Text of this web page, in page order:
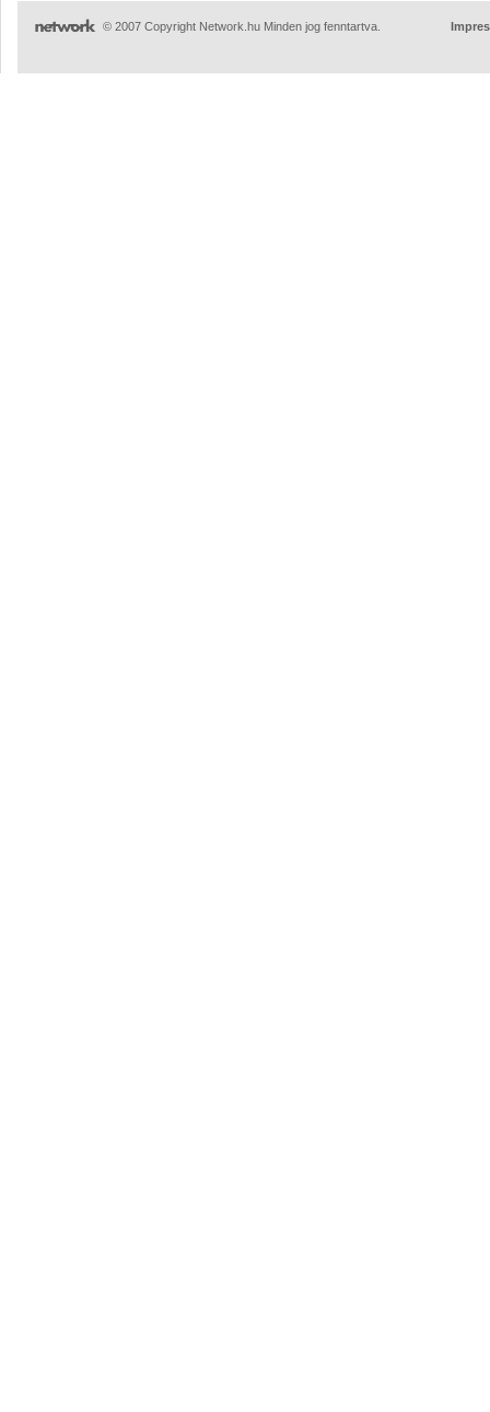
© 2007 Copyright Network.hu Minden jog fenntartva.